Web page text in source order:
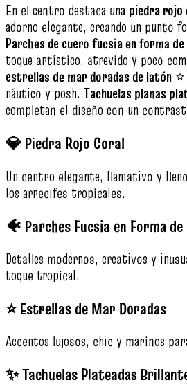
En el centro destaca una piedra
adorno elegante, creando un punto
Parches de cuero fucsia en forma de
toque artístico, atrevido y poco
estrellas de mar doradas de latón
náutico y posh. Tachuelas planas
completan el diseño con un
💎 Piedra Rojo Coral
Un centro elegante, llamativo y
los arrecifes tropicales.
🐠 Parches Fucsia en Forma de
Detalles modernos, creativos y
toque tropical.
⭐ Estrellas de Mar Doradas
Accentos lujosos, chic y marinos
✨ Tachuelas Plateadas